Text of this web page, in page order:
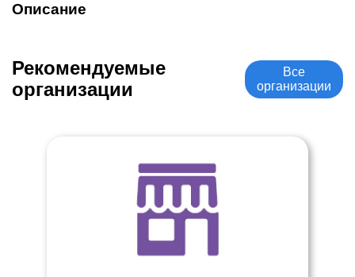
Описание
Рекомендуемые
организации
Все
организации